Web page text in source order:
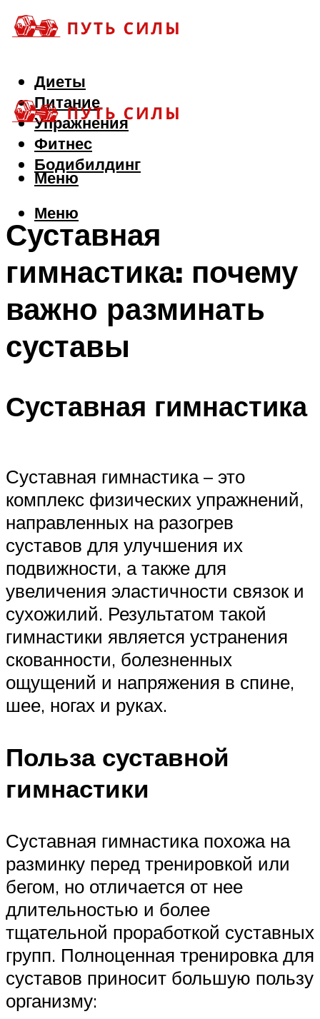
Диеты
Питание
Упражнения
Фитнес
Бодибилдинг
Меню
Меню
Суставная
гимнастика: почему
важно разминать
суставы
Суставная гимнастика
Суставная гимнастика – это
комплекс физических упражнений,
направленных на разогрев
суставов для улучшения их
подвижности, а также для
увеличения эластичности связок и
сухожилий. Результатом такой
гимнастики является устранения
скованности, болезненных
ощущений и напряжения в спине,
шее, ногах и руках.
Польза суставной
гимнастики
Суставная гимнастика похожа на
разминку перед тренировкой или
бегом, но отличается от нее
длительностью и более
тщательной проработкой суставных
групп. Полноценная тренировка для
суставов приносит большую пользу
организму: